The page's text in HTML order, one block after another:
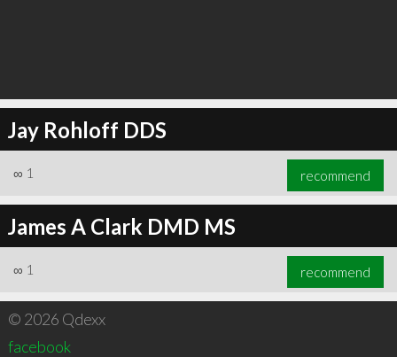
Jay Rohloff DDS
∞ 1 recommend
James A Clark DMD MS
∞ 1 recommend
© 2026 Qdexx
facebook